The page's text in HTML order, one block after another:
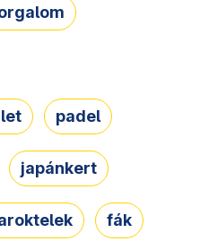
padel
japánkert
fák